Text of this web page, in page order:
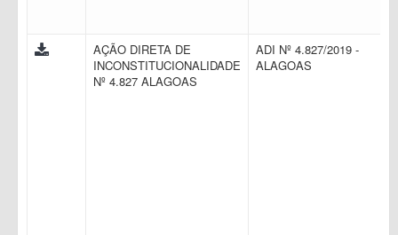
AÇÃO DIRETA DE
INCONSTITUCIONALIDADE
Nº 4.827 ALAGOAS
ADI Nº 4.827/2019 -
ALAGOAS